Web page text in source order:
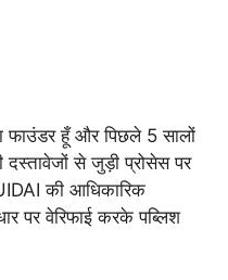
हूँ और पिछले 5 सालों
से जुड़ी प्रोसेस पर
की आधिकारिक
वेरिफाई करके पब्लिश